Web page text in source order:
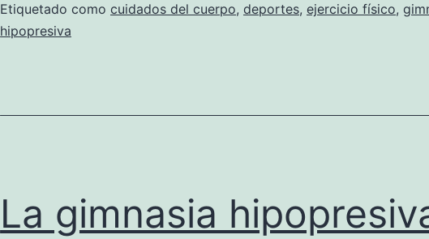
Etiquetado como cuidados del cuerpo, deportes, ejercicio físico,
hipopresiva
La gimnasia